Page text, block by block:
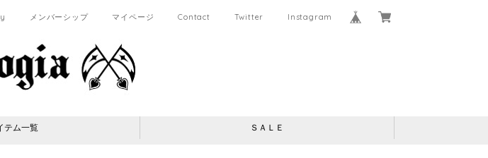
メンバーシップ マイページ Contact Twitter Instagram
テム一覧 ＳＡＬＥ